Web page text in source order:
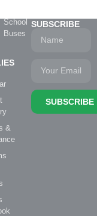
&
School
Buses
SUBSCRIBE
SUBSCRIBE